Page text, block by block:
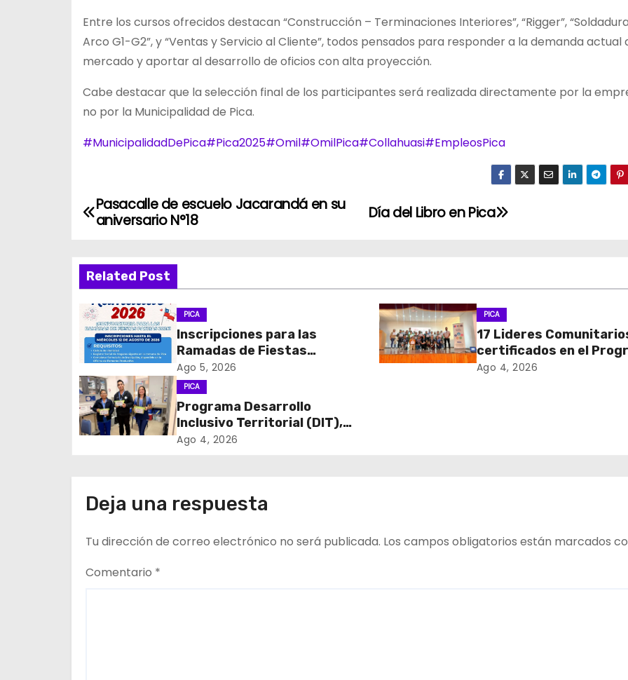
Entre los cursos ofrecidos destacan “Construcción – Terminaciones Interiores”, “Rigger”,
Arco G1-G2”, y “Ventas y Servicio al Cliente”, todos pensados para responder a la demanda actual
mercado y aportar al desarrollo de oficios con alta proyección.
Cabe destacar que la selección final de los participantes será realizada directamente por la
no por la Municipalidad de Pica.
#MunicipalidadDePica#Pica2025#Omil#OmilPica#Collahuasi#EmpleosPica
N
v
e
g
a
c
i
d
e
e
Día del Libro en Pica
Pasacalle de escuelo Jacarandá en su
aniversario N°18
Related Post
PICA
Inscripciones para las
Ramadas de Fiestas
Patrias 2026
Ago 5, 2026
PICA
17 Lideres
certificados en el
MÁS AMA
Ago 4, 2026
PICA
Programa Desarrollo
Inclusivo Territorial (DIT),
realizó la entrega de Cajas
Marqués Vismara.
Ago 4, 2026
Deja una respuesta
Tu dirección de correo electrónico no será publicada. Los campos obligatorios están marcados
Comentario *